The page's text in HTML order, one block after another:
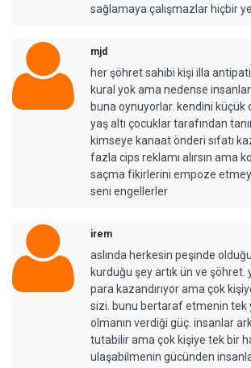
sağlamaya çalışmazlar hiçbir
mjd
her şöhret sahibi kişi illa
kural yok ama nedense
buna oynuyorlar. kendini küçük
yaş altı çocuklar tarafından
kimseye kanaat önderi sıfatı
fazla cips reklamı alırsın ama
saçma fikirlerini empoze
seni engellerler
irem
aslında herkesin peşinde
kurduğu şey artık ün ve
para kazandırıyor ama çok
sizi. bunu bertaraf etmenin tek
olmanın verdiği güç. insanlar
tutabilir ama çok kişiye tek bir
ulaşabilmenin gücünden